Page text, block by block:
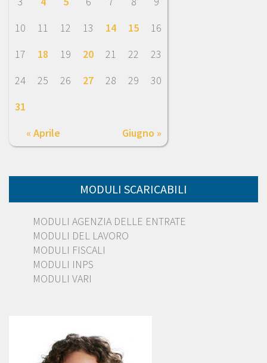
« Aprile Giugno »
10
11 12 13 14 15
16
17
18 19 20 21 22
23
24
25 26 27 28 29
30
31
MODULI SCARICABILI
MODULI AGENZIA DELLE ENTRATE
MODULI DEL LAVORO
MODULI FISCALI
MODULI INPS
MODULI VARI